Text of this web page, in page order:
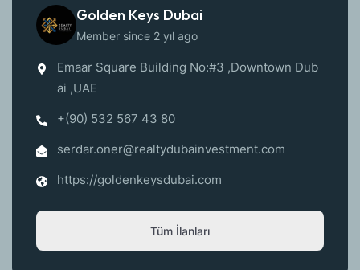
Golden Keys Dubai
Member since 2 yıl ago
Emaar Square Building No:#3 ,Downtown Dub
ai ,UAE
+(90) 532 567 43 80
serdar.oner@realtydubainvestment.com
https://goldenkeysdubai.com
Tüm İlanları